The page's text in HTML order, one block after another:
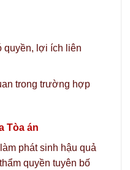
quyền, lợi ích liên
trong trường hợp
Tòa án
phát sinh hậu quả
quyền tuyên bố